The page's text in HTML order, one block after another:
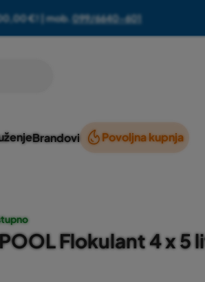
€! | mob. 099/6640-601
Brandovi Povoljna kupnja
Flokulant 4 x 5